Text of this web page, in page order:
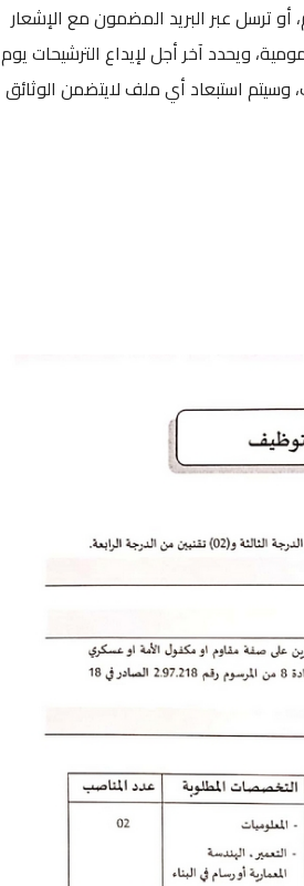
ترسل عبر البريد المضمون مع الإشعار
ويحدد آخر أجل لإيداع الترشيحات يوم
وسيتم استبعاد أي ملف لايتضمن الوثائق